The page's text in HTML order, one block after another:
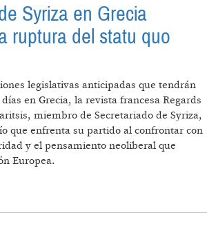
Syriza en Grecia
ruptura del statu quo
legislativas anticipadas que tendrán
en Grecia, la revista francesa Regards
miembro de Secretariado de Syriza,
que enfrenta su partido al confrontar con
y el pensamiento neoliberal que
Europea.
EUROPEO”